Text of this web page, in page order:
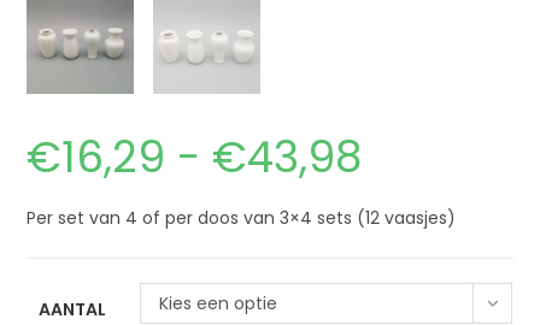
€16,29 - €43,98
Per set van 4 of per doos van 3×4 sets (12 vaasjes)
AANTAL Kies een optie